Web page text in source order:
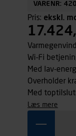
VARENR:
Pris: ekskl.
Wi-Fi
Med lav-
Overholder
Med
læs mere